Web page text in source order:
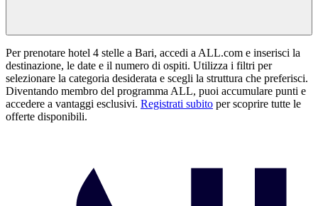
Per prenotare hotel 4 stelle a Bari, accedi a ALL.com e inserisci la
destinazione, le date e il numero di ospiti. Utilizza i filtri per
selezionare la categoria desiderata e scegli la struttura che preferisci.
Diventando membro del programma ALL, puoi accumulare punti e
accedere a vantaggi esclusivi. Registrati subito per scoprire tutte le
offerte disponibili.